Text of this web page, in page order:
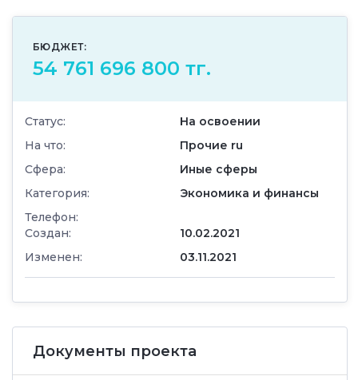
БЮДЖЕТ:
54 761 696 800 тг.
Статус:
На освоении
На что:
Прочие ru
Сфера:
Иные сферы
Категория:
Экономика и финансы
Телефон:
Создан:
10.02.2021
Изменен:
03.11.2021
Документы проекта